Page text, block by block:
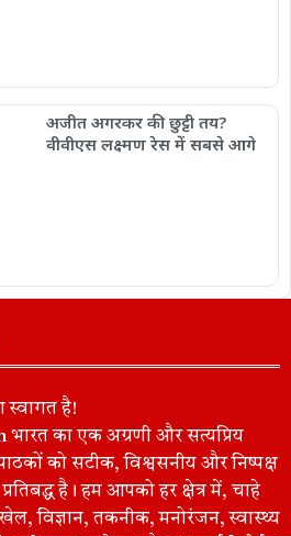
अजीत अगरकर की छुट्टी तय?
वीवीएस लक्ष्मण रेस में सबसे आगे
है!
का एक अग्रणी और सत्यप्रिय
को सटीक, विश्वसनीय और निष्पक्ष
है। हम आपको हर क्षेत्र में, चाहे
विज्ञान, तकनीक, मनोरंजन, स्वास्थ्य